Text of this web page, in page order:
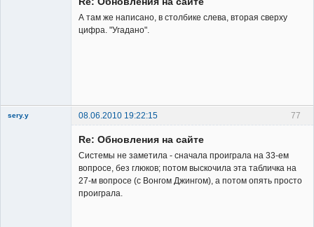
А там же написано, в столбике слева, вторая сверху
цифра. "Угадано".
77
sery.y 08.06.2010 19:22:15
Re: Обновления на сайте
Системы не заметила - сначала проиграла на 33-ем
вопросе, без глюков; потом выскочила эта табличка на
27-м вопросе (с Вонгом Джингом), а потом опять просто
проиграла.